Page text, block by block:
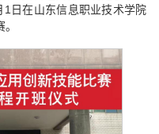
日在山东信息职业技术学院